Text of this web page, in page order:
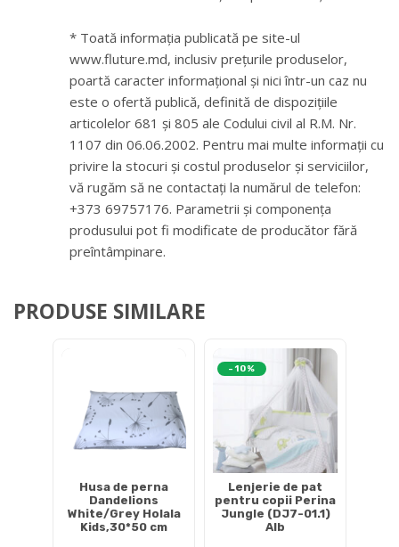
* Toată informația publicată pe site-ul
www.fluture.md, inclusiv prețurile produselor,
poartă caracter informațional și nici într-un caz nu
este o ofertă publică, definită de dispozițiile
articolelor 681 și 805 ale Codului civil al R.M. Nr.
1107 din 06.06.2002. Pentru mai multe informații cu
privire la stocuri și costul produselor și serviciilor,
vă rugăm să ne contactați la numărul de telefon:
+373 69757176. Parametrii și componența
produsului pot fi modificate de producător fără
preîntâmpinare.
PRODUSE SIMILARE
Husa de perna
Dandelions
White/Grey Holala
Kids,30*50 cm
-10%
Lenjerie de pat
pentru copii Perina
Jungle (DJ7-01.1)
Alb